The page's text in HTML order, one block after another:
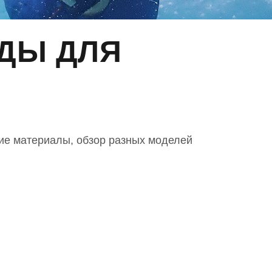
ДЛЯ
материалы, обзор разных моделей